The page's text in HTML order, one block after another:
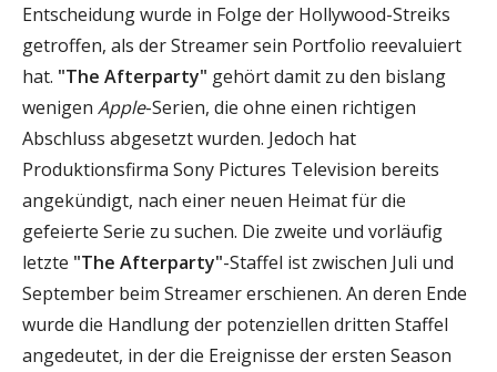
Entscheidung wurde in Folge der Hollywood-Streiks
getroffen, als der Streamer sein Portfolio reevaluiert
hat. "The Afterparty" gehört damit zu den bislang
wenigen Apple-Serien, die ohne einen richtigen
Abschluss abgesetzt wurden. Jedoch hat
Produktionsfirma Sony Pictures Television bereits
angekündigt, nach einer neuen Heimat für die
gefeierte Serie zu suchen. Die zweite und vorläufig
letzte "The Afterparty"-Staffel ist zwischen Juli und
September beim Streamer erschienen. An deren Ende
wurde die Handlung der potenziellen dritten Staffel
angedeutet, in der die Ereignisse der ersten Season